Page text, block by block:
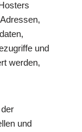
und
werden,
und